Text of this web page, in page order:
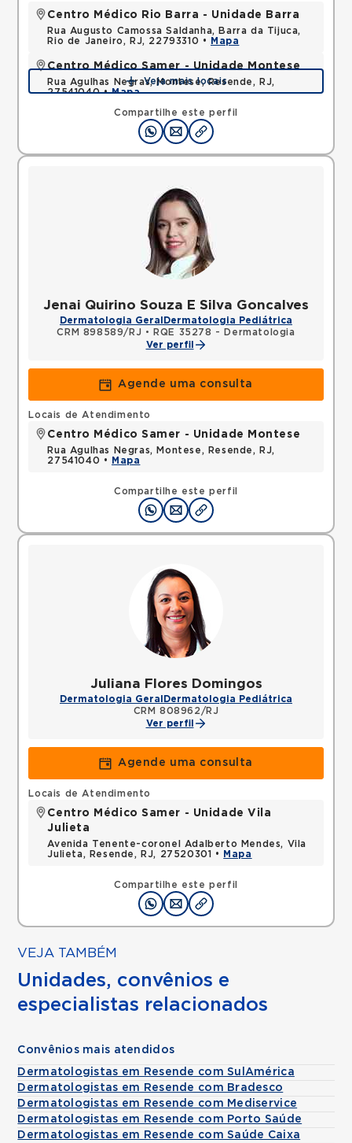
Compartilhe este perfil
Centro Médico Rio Barra - Unidade Barra
Rua Augusto Camossa Saldanha, Barra da Tijuca,
Rio de Janeiro, RJ, 22793310 •
Mapa
Centro Médico Samer - Unidade Montese
Rua Agulhas Negras, Montese, Resende, RJ,
27541040 •Mapa
Veja mais locais
Jenai Quirino Souza E Silva Goncalves
Dermatologia Geral Dermatologia Pediátrica
CRM 898589/RJ •
RQE 35278 - Dermatologia
Ver perfil
Agende uma consulta
Compartilhe este perfil
Locais de Atendimento
Centro Médico Samer - Unidade Montese
Rua Agulhas Negras, Montese, Resende, RJ,
27541040 •
Mapa
Juliana Flores Domingos
Dermatologia Geral Dermatologia Pediátrica
CRM 808962/RJ
Ver perfil
Agende uma consulta
Compartilhe este perfil
Locais de Atendimento
Centro Médico Samer - Unidade Vila
Julieta
Avenida Tenente-coronel Adalberto Mendes, Vila
Julieta, Resende, RJ, 27520301 •
Mapa
VEJA TAMBÉM
Unidades, convênios e
especialistas relacionados
Convênios mais atendidos
Dermatologistas em Resende com SulAmérica
Dermatologistas em Resende com Bradesco
Dermatologistas em Resende com Mediservice
Dermatologistas em Resende com Porto Saúde
Dermatologistas em Resende com Saúde Caixa